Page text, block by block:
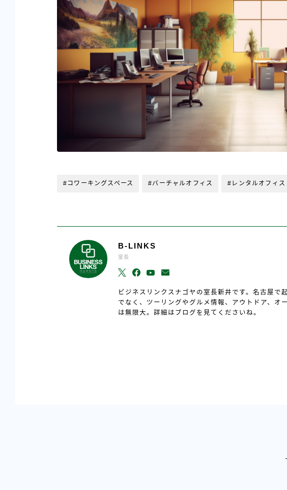
#コワーキングスペース #バーチャルオフィス #レンタルオフィス
B-LINKS
室長
ビジネスリンクスナゴヤの室長新井です。名古屋で
でなく、ツーリングやグルメ情報、アウトドア、オ
は無限大。詳細はブログを見てくださいね。